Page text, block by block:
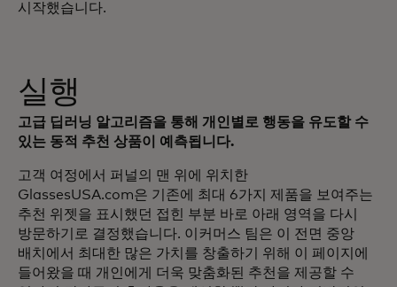
시작했습니다.
실행
고급 딥러닝 알고리즘을 통해 개인별로 행동을 유도할 수
있는 동적 추천 상품이 예측됩니다.
고객 여정에서 퍼널의 맨 위에 위치한
GlassesUSA.com은 기존에 최대 6가지 제품을 보여주는
추천 위젯을 표시했던 접힌 부분 바로 아래 영역을 다시
방문하기로 결정했습니다. 이커머스 팀은 이 전면 중앙
배치에서 최대한 많은 가치를 창출하기 위해 이 페이지에
들어왔을 때 개인에게 더욱 맞춤화된 추천을 제공할 수